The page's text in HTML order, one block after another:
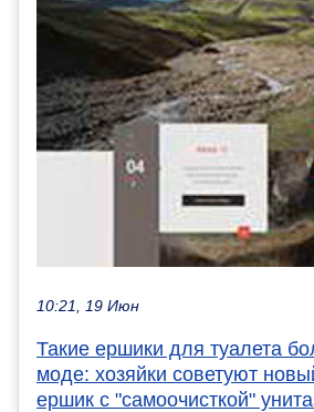
10:21, 19 Июн
Такие ершики для туалета
моде: хозяйки советуют
ершик с "самоочисткой"